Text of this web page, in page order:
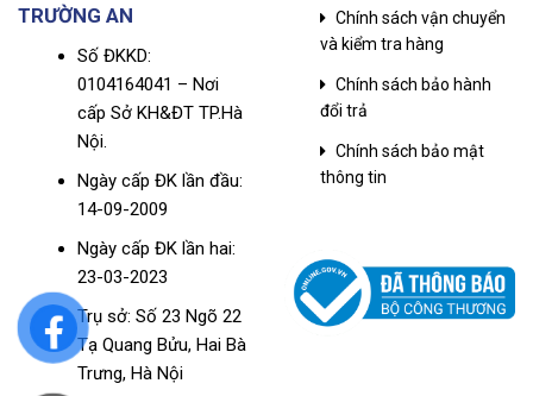
TRƯỜNG AN
Số ĐKKD:
0104164041 – Nơi
cấp Sở KH&ĐT TP.Hà
Nội.
Ngày cấp ĐK lần đầu:
14-09-2009
Ngày cấp ĐK lần hai:
23-03-2023
Trụ sở: Số 23 Ngõ 22
Tạ Quang Bửu, Hai Bà
Trưng, Hà Nội
Chính sách vận chuyển
và kiểm tra hàng
Chính sách bảo hành
đổi trả
Chính sách bảo mật
thông tin